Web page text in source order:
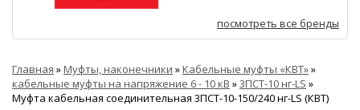
посмотреть все бренды
Главная »Муфты, наконечники »Кабельные муфты «КВТ»»
кабельные муфты на напряжение 6 - 10 кВ »3ПСТ-10 нг-LS »
Муфта кабельная соединительная 3ПСТ-10-150/240 нг-LS (КВТ)